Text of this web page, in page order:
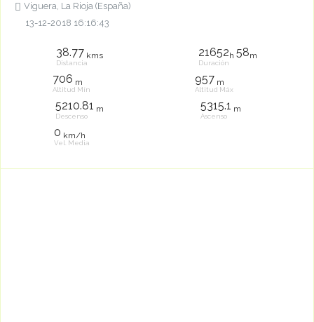
Viguera, La Rioja (España)
13-12-2018 16:16:43
38.77 kms
Distancia
21652h 58m
Duración
706 m
Altitud Mín
957 m
Altitud Máx
5210.81 m
Descenso
5315.1 m
Ascenso
0 km/h
Vel. Media